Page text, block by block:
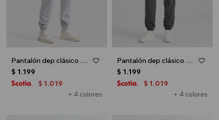
Pantalón dep clásico c/puños elásticos - UNISEX - Gris melange claro
+ 4 colores
$ 1.199
$ 1.019
Pantalón dep clásico c/puños elásticos - UNISEX - Gris melange oscuro
+ 4 colores
$ 1.199
$ 1.019